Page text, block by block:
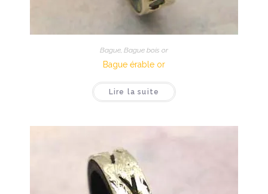
Bague, Bague bois or
Bague érable or
Lire la suite